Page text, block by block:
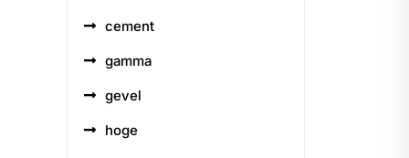
cement
gamma
gevel
hoge